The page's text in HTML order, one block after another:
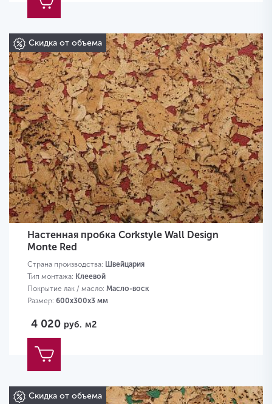
Скидка от объема
Настенная пробка Corkstyle Wall Design
Monte Red
Страна производства: Швейцария
Тип монтажа: Клеевой
Покрытие лак / масло: Масло-воск
Размер: 600х300х3 мм
4 020 руб. м2
Скидка от объема